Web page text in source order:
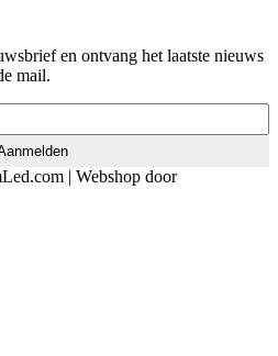
en ontvang het laatste nieuws
mail.
| Webshop door